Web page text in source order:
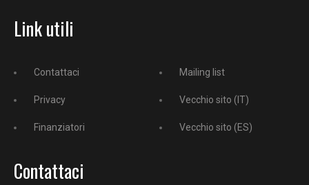
Link utili
Contattaci
Privacy
Finanziatori
Mailing list
Vecchio sito (IT)
Vecchio sito (ES)
Contattaci